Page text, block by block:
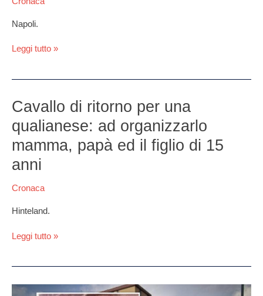
Napoli.
Leggi tutto »
Cavallo di ritorno per una
qualianese: ad organizzarlo
mamma, papà ed il figlio di 15
anni
Cronaca
Hinteland.
Cavallo
di
ritorno
una
qualianese:
organizzarlo
papà
il
anni
Leggi tutto »
Incidente